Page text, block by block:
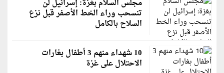
مجلس السلام بغزة: إسرائيل لن
تنسحب وراء الخط الأصفر قبل نزع
السلاح بالكامل
10 شهداء منهم 3 أطفال بغارات
الاحتلال على غزة